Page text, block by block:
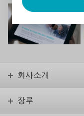
회사소개
장루